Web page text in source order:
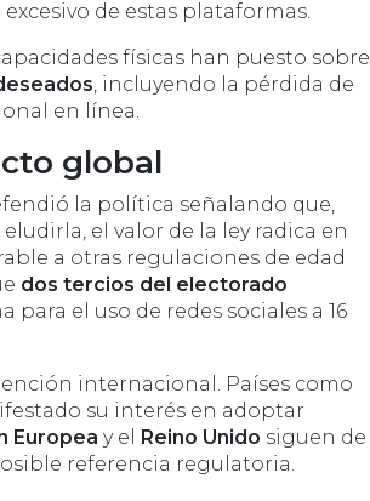
de estas plataformas.
físicas han puesto sobre
, incluyendo la pérdida de
en línea.
global
la política señalando que,
el valor de la ley radica en
a otras regulaciones de edad
dos tercios del electorado
para el uso de redes sociales a 16
internacional. Países como
su interés en adoptar
Europea y el Reino Unido siguen de
referencia regulatoria.